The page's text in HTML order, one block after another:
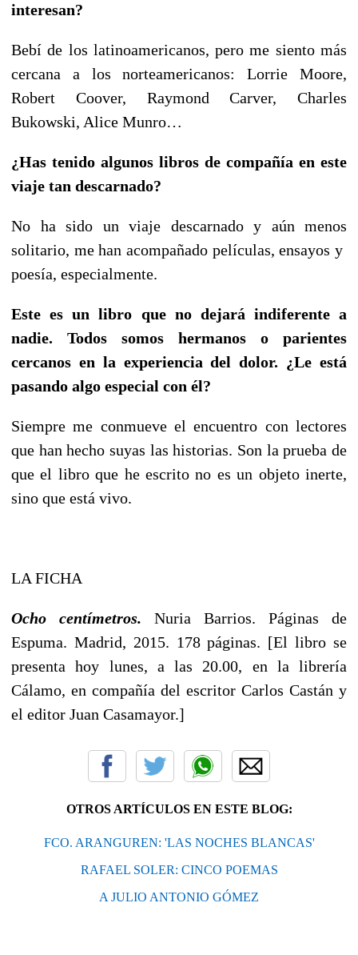
interesan?
Bebí de los latinoamericanos, pero me siento más
cercana a los norteamericanos: Lorrie Moore,
Robert Coover, Raymond Carver, Charles
Bukowski, Alice Munro…
¿Has tenido algunos libros de compañía en este
viaje tan descarnado?
No ha sido un viaje descarnado y aún menos
solitario, me han acompañado películas, ensayos y
poesía, especialmente.
Este es un libro que no dejará indiferente a
nadie. Todos somos hermanos o parientes
cercanos en la experiencia del dolor. ¿Le está
pasando algo especial con él?
Siempre me conmueve el encuentro con lectores
que han hecho suyas las historias. Son la prueba de
que el libro que he escrito no es un objeto inerte,
sino que está vivo.
LA FICHA
Ocho centímetros. Nuria Barrios. Páginas de
Espuma. Madrid, 2015. 178 páginas. [El libro se
presenta hoy lunes, a las 20.00, en la librería
Cálamo, en compañía del escritor Carlos Castán y
el editor Juan Casamayor.]
OTROS ARTÍCULOS EN ESTE BLOG:
FCO. ARANGUREN: 'LAS NOCHES BLANCAS'
RAFAEL SOLER: CINCO POEMAS
A JULIO ANTONIO GÓMEZ